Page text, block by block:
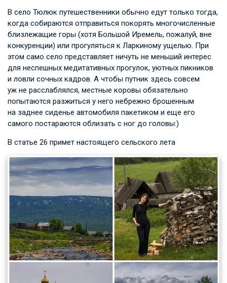
В село Тюлюк путешественники обычно едут только тогда,
когда собираются отправиться покорять многочисленные
близлежащие горы (хотя Большой Иремель, пожалуй, вне
конкуренции) или прогуляться к Ларкиному ущелью. При
этом само село представляет ничуть не меньший интерес
для неспешных медитативных прогулок, уютных пикников
и ловли сочных кадров. А чтобы путник здесь совсем
уж не расслаблялся, местные коровы обязательно
попытаются разжиться у него небрежно брошенным
на заднее сиденье автомобиля пакетиком и еще его
самого постараются облизать с ног до головы:)
В статье 26 примет настоящего сельского лета